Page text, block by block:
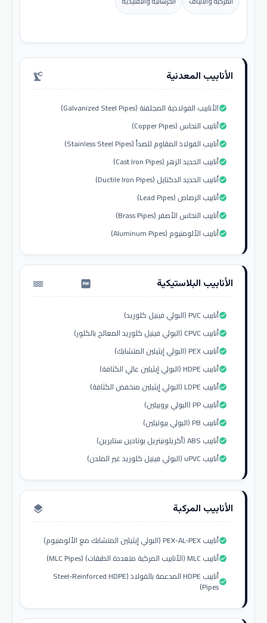
الأنابيب المعدنية precision_manufacturing
الأنابيب الفولاذية المجلفنة (Galvanized Steel Pipes)check_circle
أنابيب النحاس (Copper Pipes)check_circle
أنابيب الفولاذ المقاوم للصدأ (Stainless Steel Pipes)check_circle
أنابيب الحديد الزهر (Cast Iron Pipes)check_circle
أنابيب الحديد الدكتايل (Ductile Iron Pipes)check_circle
أنابيب الرصاص (Lead Pipes)check_circle
أنابيب النحاس الأصفر (Brass Pipes)check_circle
أنابيب الألومنيوم (Aluminum Pipes)check_circle
الأنابيب البلاستيكية water_pump
أنابيب PVC (البولي فينيل كلوريد)check_circle
أنابيب CPVC (البولي فينيل كلوريد المعالج بالكلور)check_circle
أنابيب PEX (البولي إيثيلين المتشابك)check_circle
أنابيب HDPE (البولي إيثيلين عالي الكثافة)check_circle
أنابيب LDPE (البولي إيثيلين منخفض الكثافة)check_circle
أنابيب PP (البولي بروبيلين)check_circle
أنابيب PB (البولي بيوتيلين)check_circle
أنابيب ABS (أكريلونيتريل بوتادين ستايرين)check_circle
أنابيب uPVC (البولي فينيل كلوريد غير الملدن)check_circle
الأنابيب المركبة layers
أنابيب PEX-AL-PEX (البولي إيثيلين المتشابك مع الألومنيوم)check_circle
أنابيب MLC (الأنابيب المركبة متعددة الطبقات) (MLC Pipes)check_circle
أنابيب HDPE المدعمة بالفولاذ (Steel-Reinforced HDPE
Pipes)check_circle